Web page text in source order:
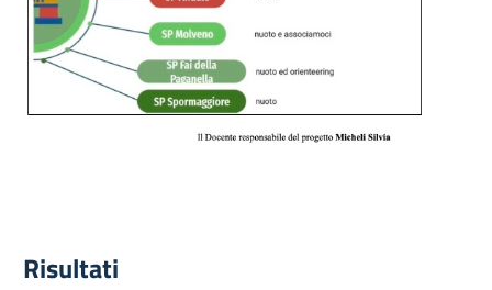
Risultati